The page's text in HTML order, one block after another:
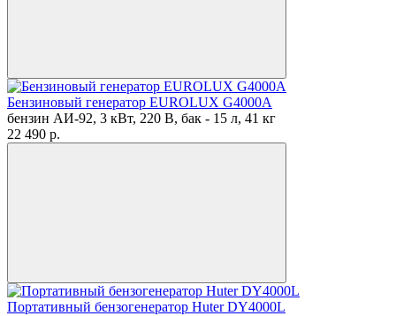
Бензиновый генератор EUROLUX G4000A
бензин АИ-92, 3 кВт, 220 В, бак - 15 л, 41 кг
22 490 p.
Портативный бензогенератор Huter DY4000L